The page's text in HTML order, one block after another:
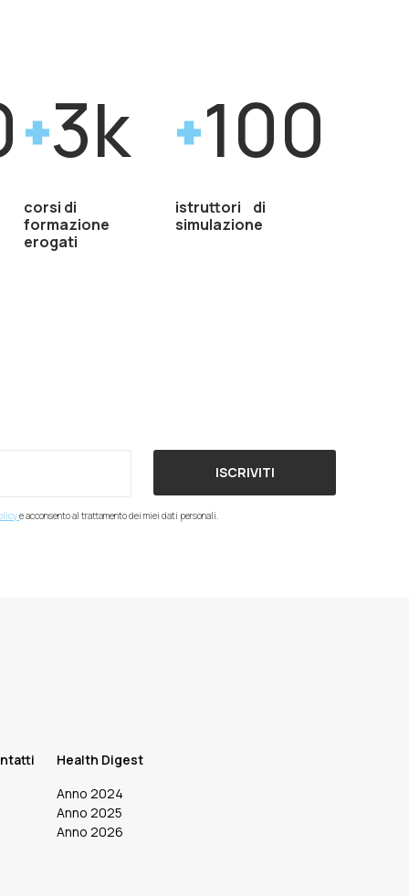
3k
corsi di
formazione
erogati
100
istruttori di
simulazione
e acconsento al trattamento dei miei dati personali.
ISCRIVITI
Health Digest
Anno 2024
Anno 2025
Anno 2026